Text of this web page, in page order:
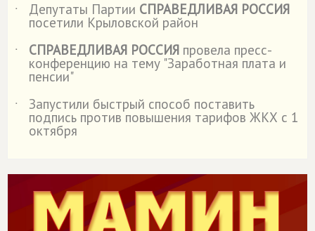
˙
Депутаты Партии СПРАВЕДЛИВАЯ РОССИЯ
посетили Крыловской район
˙
СПРАВЕДЛИВАЯ РОССИЯ провела пресс-
конференцию на тему "Заработная плата и
пенсии"
˙
Запустили быстрый способ поставить
подпись против повышения тарифов ЖКХ с 1
октября